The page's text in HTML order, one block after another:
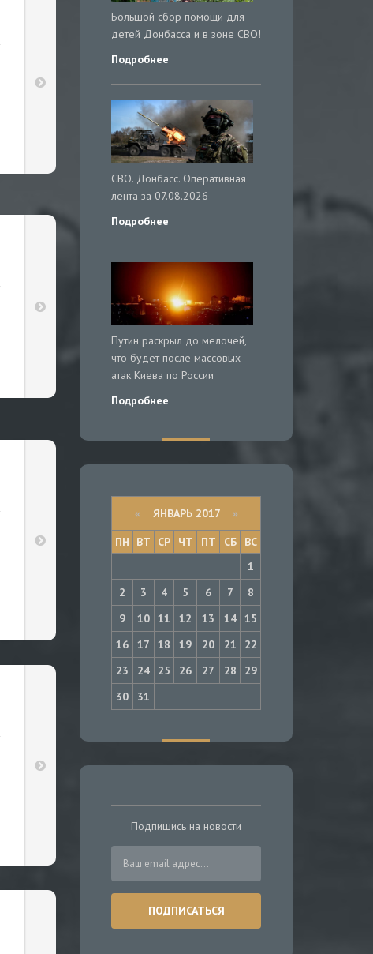
Большой сбор помощи для
детей Донбасса и в зоне СВО!
Подробнее
СВО. Донбасс. Оперативная
лента за 07.08.2026
Подробнее
Путин раскрыл до мелочей,
что будет после массовых
атак Киева по России
Подробнее
« ЯНВАРЬ 2017 »
ПН
ВТ СР ЧТ ПТ СБ
ВС
1
2
3 4 5 6 7
8
9
10 11 12 13 14 15
16
17 18 19 20 21
22
23
24 25 26 27 28
29
30
31
Подпишись на новости